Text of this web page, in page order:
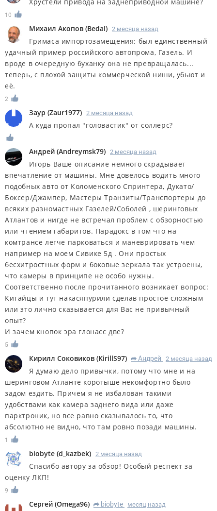
10
Михаил Акопов (Bedal) 2 месяца назад
Гримаса импортозамещения: был единственный
удачный пример российского автопрома, Газель. И
вроде в очередную буханку она не превращалась...
теперь, с плохой защиты коммерческой ниши, убьют и
её.
2
Заур (Zaur1977) 2 месяца назад
А куда пропал "головастик" от соллерс?
Андрей (Andreymsk79) 2 месяца назад
Игорь Ваше описание немного скрадывает
впечатление от машины. Мне довелось водить много
подобных авто от Коломенского Спринтера, Дукато/
Боксер/Джампер, Мастеры Транзиты/Транспортеры до
всяких разномастных Газелей/Соболей , шеринговых
Атлантов и нигде не встречал проблем с обзорностью
или чтением габаритов. Парадокс в том что на
комтрансе легче парковаться и маневрировать чем
например на моем Сивике 5д . Они простых
бесхитростных форм и боковые зеркала так устроены,
что камеры в принципе не особо нужны.
Соответственно после прочитанного возникает вопрос:
Китайцы и тут накасяпурили сделав простое сложным
или это лично сказывается для Вас не привычный
опыт?
И зачем кнопок эра глонасс две?
5
Кирилл Соковиков (KirillS97) R Андрей 2 месяца назад
Я думаю дело привычки, потому что мне и на
шеринговом Атланте коротыше некомфортно было
задом ездить. Причем я не избалован такими
удобствами как камера заднего вида или даже
парктроник, но все равно сказывалось то, что
абсолютно не видно, что там ровно позади машины.
1
biobyte (d_kazbek) 2 месяца назад
Спасибо автору за обзор! Особый респект за
оценку ЛКП!
9
Сергей (Omega96) R biobyte месяц назад